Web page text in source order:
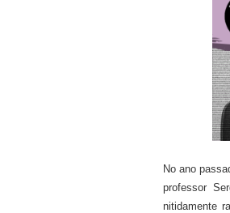
No ano
professor Se
nitidamente